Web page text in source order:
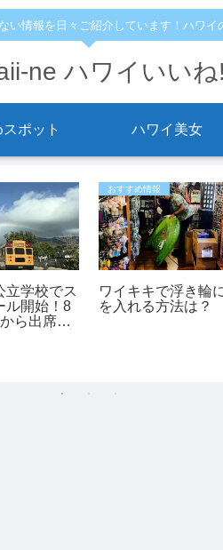
情報を日々ご紹介しています！ハワイ
ne ハワイいいね
ポット ハワイ美女
立学校でス
ル開始！8
ら出席・
おすすめ情報
ワイキキで浮き輪
を入れる方法は？